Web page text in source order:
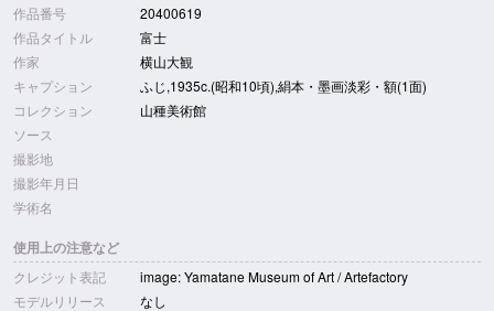
作品番号
20400619
作品タイトル
富士
作家
横山大観
キャプション
ふじ,1935c.(昭和10頃),絹本・墨画淡彩・額(1面)
コレクション
山種美術館
ソース
撮影地
撮影年月日
学術名
使用上の注意など
クレジット表記
image: Yamatane Museum of Art / Artefactory
モデルリリース
なし